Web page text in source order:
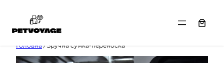
Перейти
Головна / Зручна сумка-переноска